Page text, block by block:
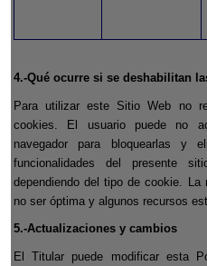
4.-Qué ocurre si se deshabilitan
Para utilizar este Sitio Web no
cookies. El usuario puede no
navegador para bloquearlas y
funcionalidades del presente
dependiendo del tipo de cookie. La
no ser óptima y algunos recursos
5.-Actualizaciones y cambios
El Titular puede modificar esta